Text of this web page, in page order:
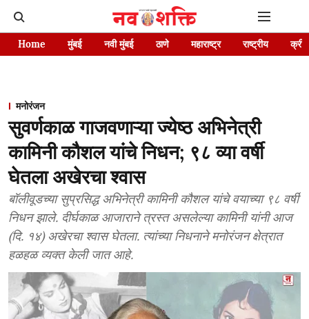
Home मुंबई नवी मुंबई ठाणे महाराष्ट्र राष्ट्रीय
मनोरंजन
सुवर्णकाळ गाजवणाऱ्या ज्येष्ठ अभिनेत्री
कामिनी कौशल यांचे निधन; ९८ व्या वर्षी
घेतला अखेरचा श्वास
बॉलीवूडच्या सुप्रसिद्ध अभिनेत्री कामिनी कौशल यांचे वयाच्या ९८ वर्षी
निधन झाले. दीर्घकाळ आजाराने त्रस्त असलेल्या कामिनी यांनी आज
(दि. १४) अखेरचा श्वास घेतला. त्यांच्या निधनाने मनोरंजन क्षेत्रात
हळहळ व्यक्त केली जात आहे.